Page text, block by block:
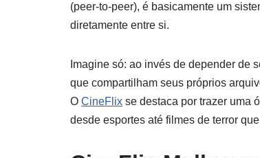
(peer-to-peer), é basicamente um
diretamente entre si.
Imagine só: ao invés de depender de
que compartilham seus próprios
O CineFlix se destaca por trazer uma
desde esportes até filmes de terror